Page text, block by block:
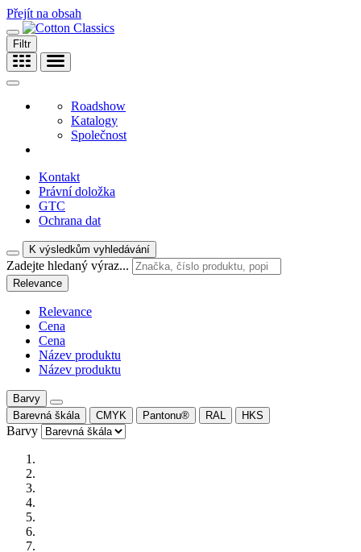
Přejít na obsah
Filtr
Roadshow
Katalogy
Společnost
Kontakt
Právní doložka
GTC
Ochrana dat
K výsledkům vyhledávání
Zadejte hledaný výraz...
Relevance
Relevance
Cena
Cena
Název produktu
Název produktu
Barvy
Barevná škála
CMYK Pantonu® RAL HKS
Barvy